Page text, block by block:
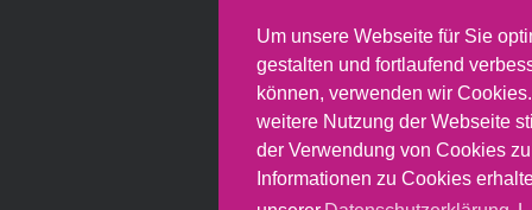
Um unsere Webseite für Sie
gestalten und fortlaufend
können, verwenden wir
weitere Nutzung der Webseite
der Verwendung von Cookies
Informationen zu Cookies